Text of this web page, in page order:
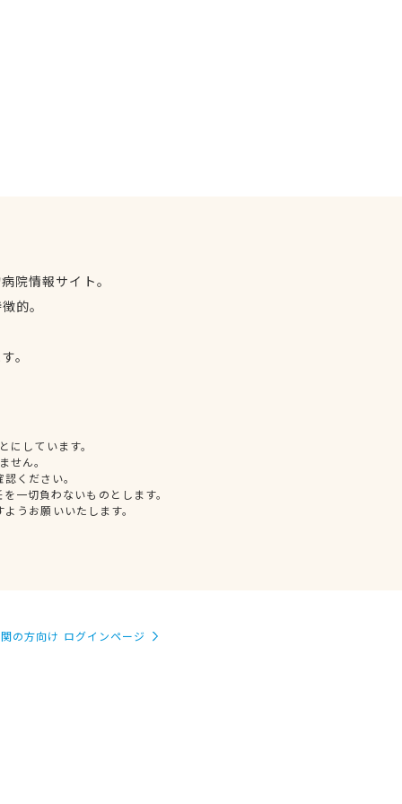
院情報サイト。
的。
。
しています。
せん。
ください。
一切負わないものとします。
うお願いいたします。
の方向け ログインページ